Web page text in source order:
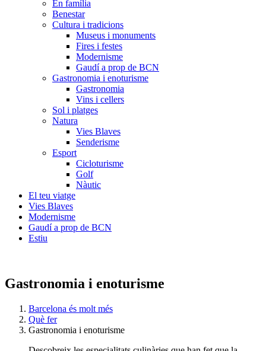
En família
Benestar
Cultura i tradicions
Museus i monuments
Fires i festes
Modernisme
Gaudí a prop de BCN
Gastronomia i enoturisme
Gastronomia
Vins i cellers
Sol i platges
Natura
Vies Blaves
Senderisme
Esport
Cicloturisme
Golf
Nàutic
El teu viatge
Vies Blaves
Modernisme
Gaudí a prop de BCN
Estiu
Gastronomia i enoturisme
Barcelona és molt més
Què fer
Gastronomia i enoturisme